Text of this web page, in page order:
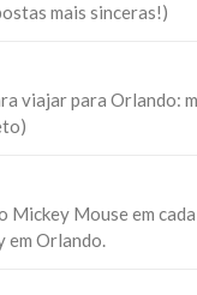
mais sinceras!)
viajar para Orlando:
Mickey Mouse em cada
em Orlando.